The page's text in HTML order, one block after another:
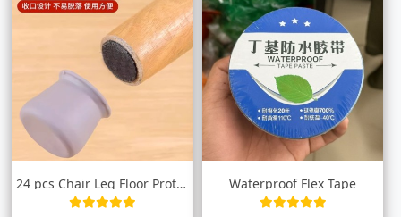
24 pcs Chair Leg Floor Protectors Felt B... Waterproof Flex Tape